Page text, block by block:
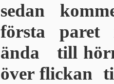
sedan
första paret
ända till
över flickan